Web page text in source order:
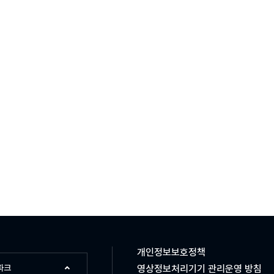
크
개인정보보호정책
영상정보처리기기 관리운영 방침